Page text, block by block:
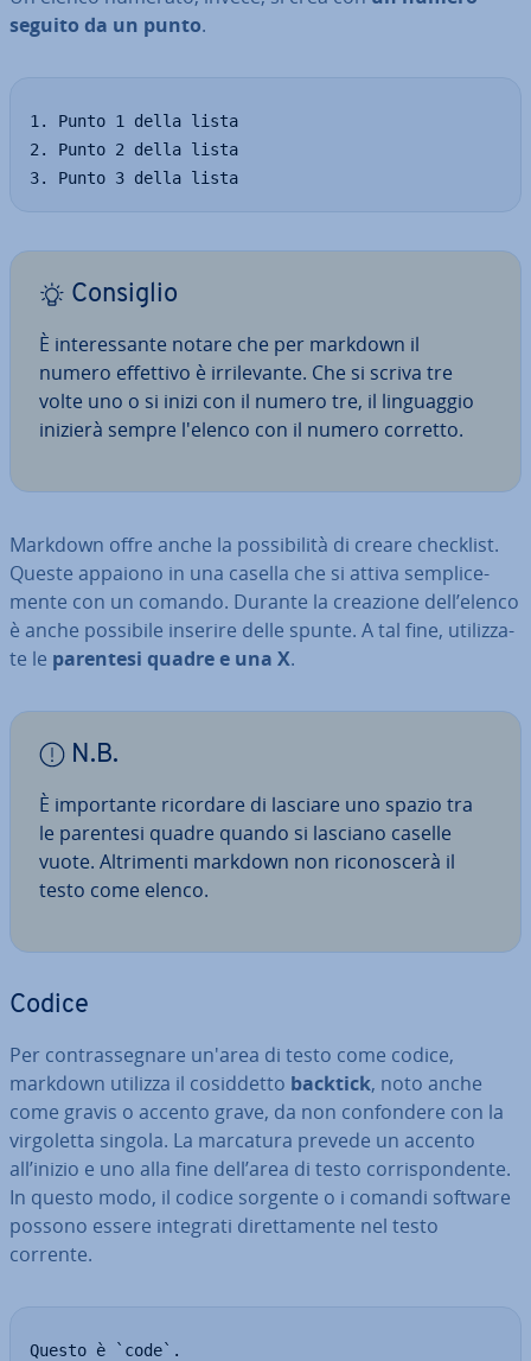
seguito da un punto.
1. Punto 1 della lista
2. Punto 2 della lista
3. Punto 3 della lista
Consiglio
È in­te­res­san­te notare che per markdown il
numero effettivo è ir­ri­le­van­te. Che si scriva tre
volte uno o si inizi con il numero tre, il lin­guag­gio
inizierà sempre l'elenco con il numero corretto.
Markdown offre anche la pos­si­bi­li­tà di creare checklist.
Queste appaiono in una casella che si attiva sem­pli­ce­
men­te con un comando. Durante la creazione dell’elenco
è anche possibile inserire delle spunte. A tal fine, uti­liz­za­
te le parentesi quadre e una X.
N.B.
È im­por­tan­te ricordare di lasciare uno spazio tra
le parentesi quadre quando si lasciano caselle
vuote. Al­tri­men­ti markdown non ri­co­no­sce­rà il
testo come elenco.
Codice
Per con­tras­se­gna­re un'area di testo come codice,
markdown utilizza il co­sid­det­to backtick, noto anche
come gravis o accento grave, da non con­fon­de­re con la
vir­go­let­ta singola. La marcatura prevede un accento
all’inizio e uno alla fine dell’area di testo cor­ri­spon­den­te.
In questo modo, il codice sorgente o i comandi software
possono essere integrati di­ret­ta­men­te nel testo
corrente.
Questo è `code`.